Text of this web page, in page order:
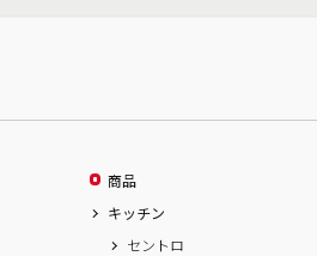
商品
キッチン
セントロ